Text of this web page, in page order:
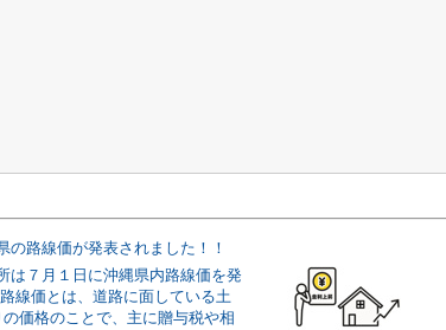
の路線価が発表されました！！
は７月１日に沖縄県内路線価を発
線価とは、道路に面している土
価格のことで、主に贈与税や相